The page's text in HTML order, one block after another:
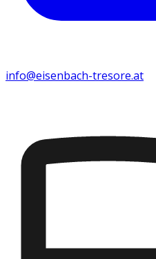
info@eisenbach-tresore.at